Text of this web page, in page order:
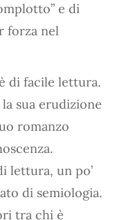
e di
forza nel
di facile lettura.
sua erudizione
romanzo
lettura, un po’
di semiologia.
tra chi è